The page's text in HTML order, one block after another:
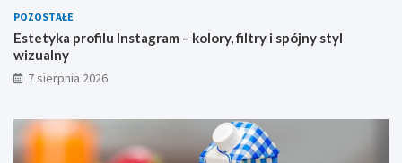
s
t
y
l
w
z
a
POZOSTAŁE
Estetyka profilu Instagram – kolory, filtry i spójny styl
wizualny
7 sierpnia 2026